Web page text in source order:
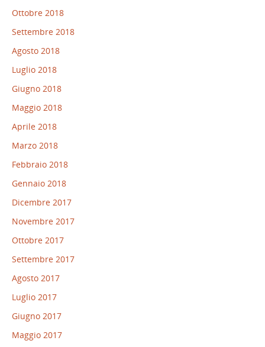
Ottobre 2018
Settembre 2018
Agosto 2018
Luglio 2018
Giugno 2018
Maggio 2018
Aprile 2018
Marzo 2018
Febbraio 2018
Gennaio 2018
Dicembre 2017
Novembre 2017
Ottobre 2017
Settembre 2017
Agosto 2017
Luglio 2017
Giugno 2017
Maggio 2017